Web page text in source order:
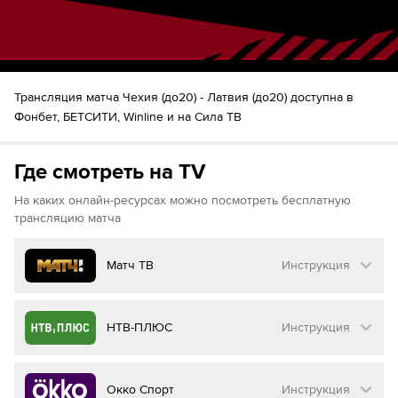
Markuss Sieradzkis
Bruno Osmanis
Шайба!Vaclav Nestrasil
Vojtech Cihar
Трансляция матча Чехия (до20) - Латвия (до20) доступна в
Фонбет, БЕТСИТИ, Winline и на Сила ТВ
Где смотреть на TV
На каких онлайн-ресурсах можно посмотреть бесплатную
трансляцию матча
Матч ТВ Инструкция
Как смотреть бесплатно трансляцию матча
Матч ТВ
Инструкция
НТВ-ПЛЮС Инструкция
Как смотреть бесплатно трансляцию матча
Окко Спорт Инструкция